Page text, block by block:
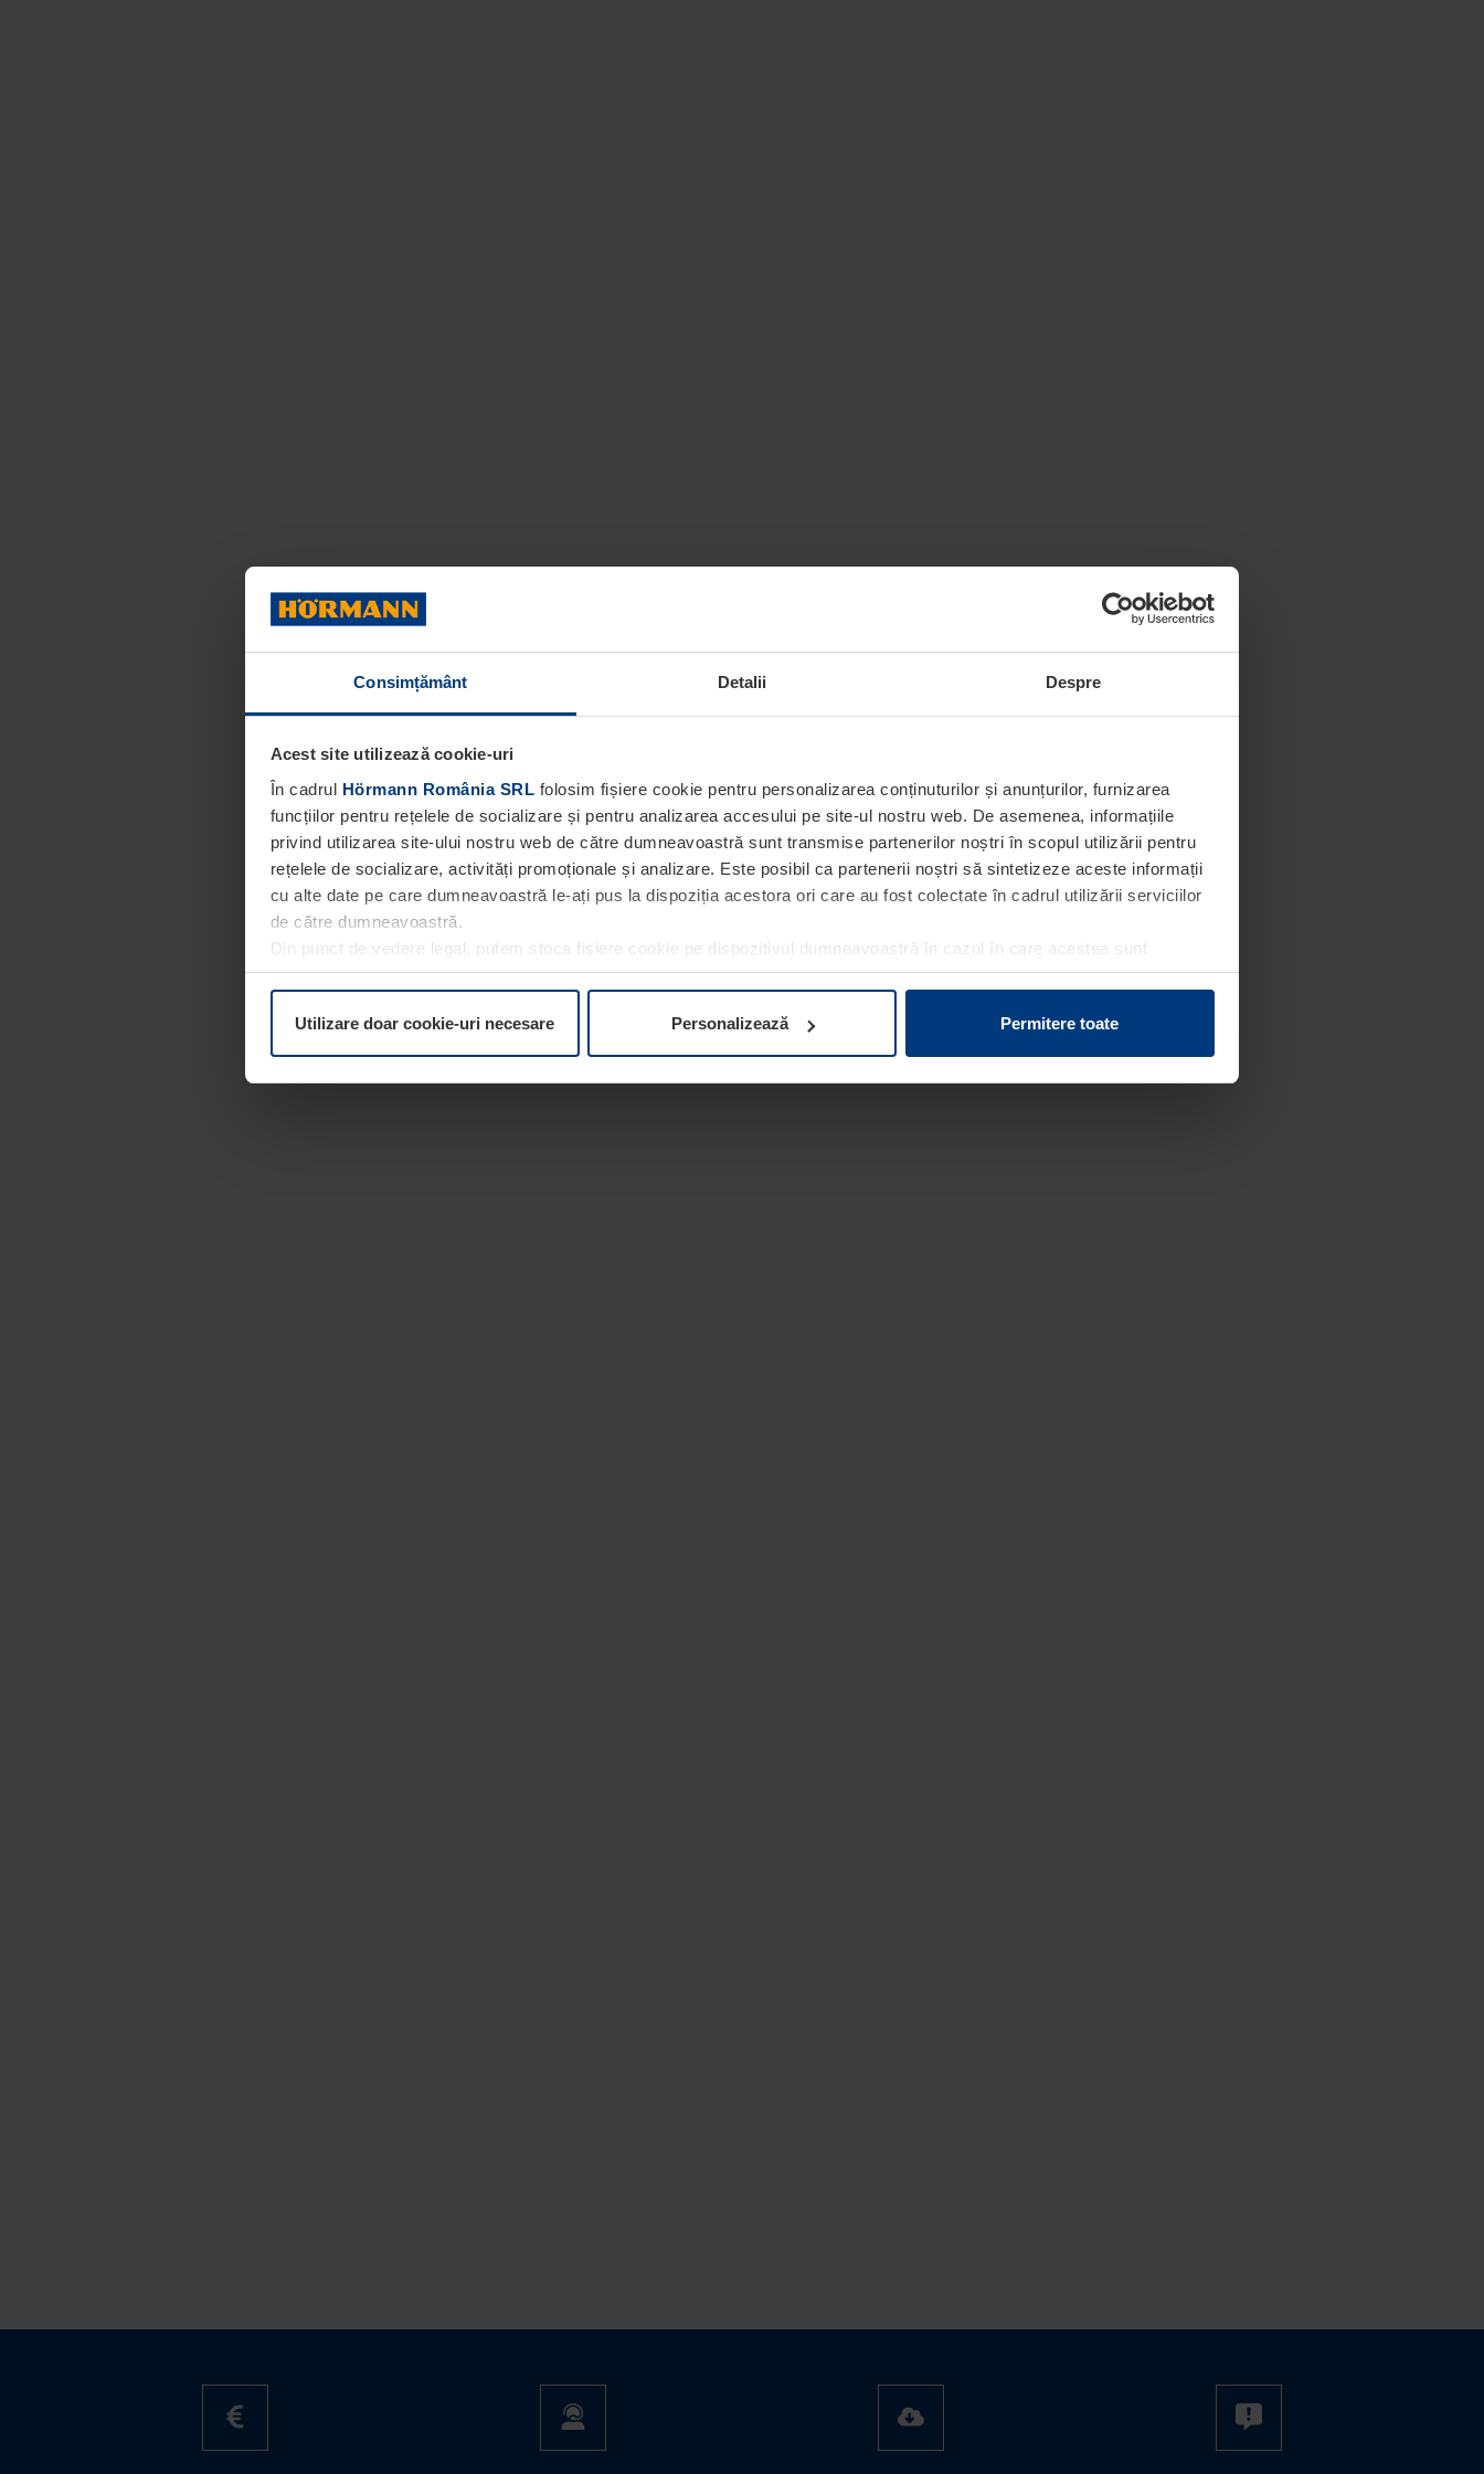
Consimțământ Detalii Despre
Acest site utilizează cookie-uri
În cadrul Hörmann România SRL folosim fișiere cookie pentru personalizarea conținuturilor și anunțurilor, furnizarea
funcțiilor pentru rețelele de socializare și pentru analizarea accesului pe site-ul nostru web. De asemenea, informațiile
privind utilizarea site-ului nostru web de către dumneavoastră sunt transmise partenerilor noștri în scopul utilizării pentru
rețelele de socializare, activități promoționale și analizare. Este posibil ca partenerii noștri să sintetizeze aceste informații
cu alte date pe care dumneavoastră le-ați pus la dispoziția acestora ori care au fost colectate în cadrul utilizării serviciilor
de către dumneavoastră.
Din punct de vedere legal, putem stoca fișiere cookie pe dispozitivul dumneavoastră în cazul în care acestea sunt
obligatorii pentru funcționarea acestei pagini. Pentru alte tipuri de fișiere cookie avem nevoie de permisiunea
paginaDeclarație cu privire la protecția datelor de pe site-ul nostru web.
Utilizare doar cookie-uri necesare Personalizează Permitere toate